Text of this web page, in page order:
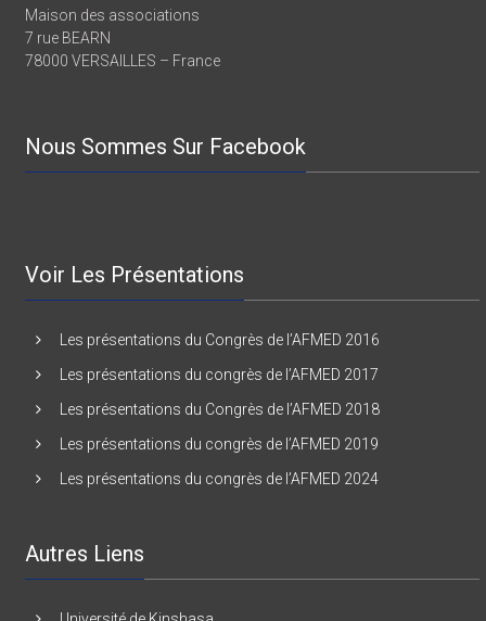
Maison des associations
7 rue BEARN
78000 VERSAILLES – France
Nous Sommes Sur Facebook
Voir Les Présentations
Les présentations du Congrès de l’AFMED 2016
Les présentations du congrès de l’AFMED 2017
Les présentations du Congrès de l’AFMED 2018
Les présentations du congrès de l’AFMED 2019
Les présentations du congrès de l’AFMED 2024
Autres Liens